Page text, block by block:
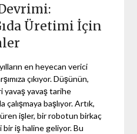
Üretimi İçin
en heyecan verici
çıkıyor. Düşünün,
yavaş yavaş tarihe
çalışmaya başlıyor. Artık,
işler, bir robotun birkaç
iş haline geliyor. Bu